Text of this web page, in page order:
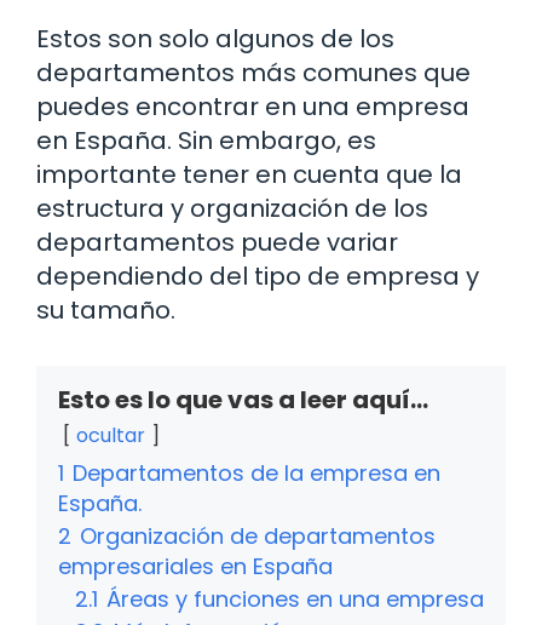
Estos son solo algunos de los
departamentos más comunes que
puedes encontrar en una empresa
en España. Sin embargo, es
importante tener en cuenta que la
estructura y organización de los
departamentos puede variar
dependiendo del tipo de empresa y
su tamaño.
Esto es lo que vas a leer aquí...
ocultar
1 Departamentos de la empresa en
España.
2 Organización de departamentos
empresariales en España
2.1 Áreas y funciones en una empresa